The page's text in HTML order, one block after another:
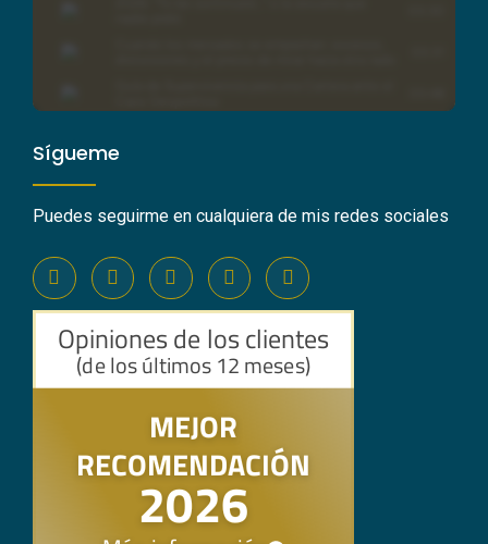
Sígueme
Puedes seguirme en cualquiera de mis redes sociales